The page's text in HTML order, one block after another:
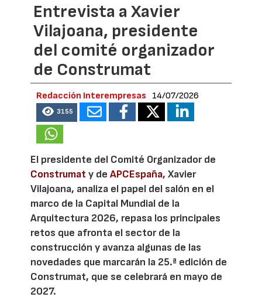
Entrevista a Xavier
Vilajoana, presidente
del comité organizador
de Construmat
Redacción Interempresas 14/07/2026
3155
El presidente del Comité Organizador de
Construmaty deAPCEspaña, Xavier
Vilajoana, analiza el papel del salón en el
marco de la Capital Mundial de la
Arquitectura 2026, repasa los principales
retos que afronta el sector de la
construcción y avanza algunas de las
novedades que marcarán la 25.ª edición de
Construmat, que se celebrará en mayo de
2027.